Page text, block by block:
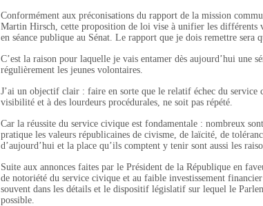
Conformément aux préconisations du rapport de la mission
Martin Hirsch, cette proposition de loi vise à unifier les différents
en séance publique au Sénat. Le rapport que je dois remettre
C’est la raison pour laquelle je vais entamer dès aujourd’hui une
régulièrement les jeunes volontaires.
J’ai un objectif clair : faire en sorte que le relatif échec du
visibilité et à des lourdeurs procédurales, ne soit pas répété.
Car la réussite du service civique est fondamentale : nombreux
pratique les valeurs républicaines de civisme, de laïcité, de
d’aujourd’hui et la place qu’ils comptent y tenir sont aussi les
Suite aux annonces faites par le Président de la République en
de notoriété du service civique et au faible investissement
souvent dans les détails et le dispositif législatif sur lequel le
possible.